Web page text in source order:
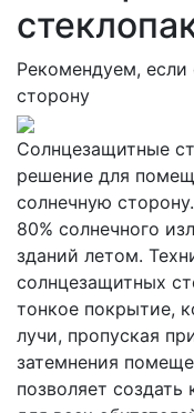
Рекомендуем, если
сторону
Солнцезащитные
решение для
солнечную
80% солнечного
зданий летом.
солнцезащитных
тонкое покрытие,
лучи, пропуская
затемнения
позволяет